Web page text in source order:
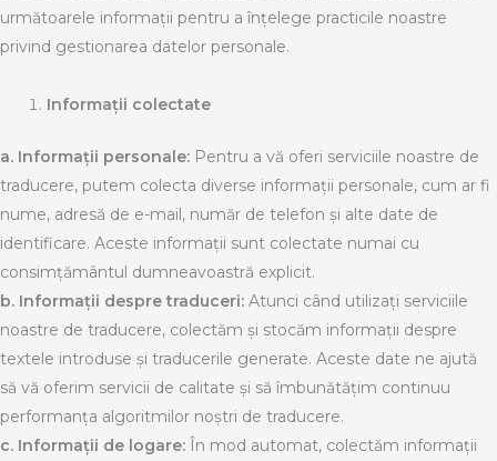
următoarele informații pentru a înțelege practicile noastre
privind gestionarea datelor personale.
Informații colectate
a. Informații personale: Pentru a vă oferi serviciile noastre de
traducere, putem colecta diverse informații personale, cum ar fi
nume, adresă de e-mail, număr de telefon și alte date de
identificare. Aceste informații sunt colectate numai cu
consimțământul dumneavoastră explicit.
b. Informații despre traduceri: Atunci când utilizați serviciile
noastre de traducere, colectăm și stocăm informații despre
textele introduse și traducerile generate. Aceste date ne ajută
să vă oferim servicii de calitate și să îmbunătățim continuu
performanța algoritmilor noștri de traducere.
c. Informații de logare: În mod automat, colectăm informații